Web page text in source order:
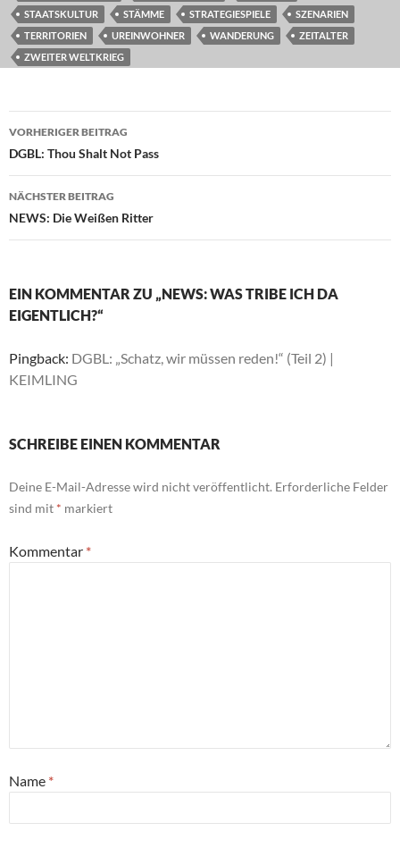
STAATSKULTUR
STÄMME STRATEGIESPIELE
SZENARIEN
TERRITORIEN
UREINWOHNER WANDERUNG
ZEITALTER
ZWEITER WELTKRIEG
Beitragsnavigation
VORHERIGER BEITRAG
DGBL: Thou Shalt Not Pass
NÄCHSTER BEITRAG
NEWS: Die Weißen Ritter
EIN KOMMENTAR ZU „NEWS: WAS TRIBE ICH DA
EIGENTLICH?“
Pingback: DGBL: „Schatz, wir müssen reden!“ (Teil 2) |
KEIMLING
SCHREIBE EINEN KOMMENTAR
Deine E-Mail-Adresse wird nicht veröffentlicht. Erforderliche Felder
sind mit * markiert
Kommentar *
Name *